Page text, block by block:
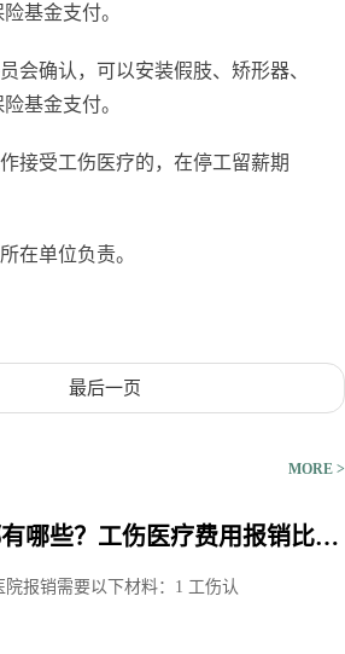
基金支付。
会确认，可以安装假肢、矫形器、
基金支付。
接受工伤医疗的，在停工留薪期
在单位负责。
最后一页
MORE >
哪些？工伤医疗费用报销比例
报销需要以下材料：1 工伤认